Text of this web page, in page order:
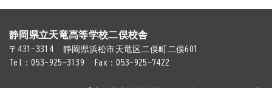
静岡県立天竜高等学校二俣校舎
〒431-3314
静岡県浜松市天竜区二俣町二俣601
Tel：053-925-3139
Fax：053-925-7422